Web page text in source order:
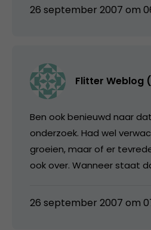
26 september 2007 om
Flitter Weblog
Ben ook benieuwd naar
onderzoek. Had wel
groeien, maar of er
ook over. Wanneer staat
26 september 2007 om